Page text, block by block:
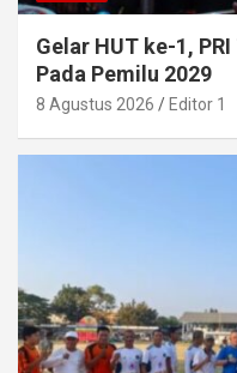
Gelar HUT ke-1,
Pada Pemilu 2029
8 Agustus 2026 Editor 1